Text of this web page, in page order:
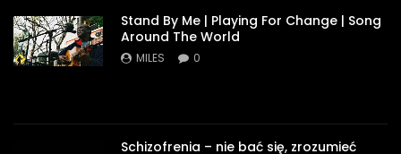
Stand By Me | Playing For Change | Song
Around The World
MILES 0
Schizofrenia – nie bać się, zrozumieć